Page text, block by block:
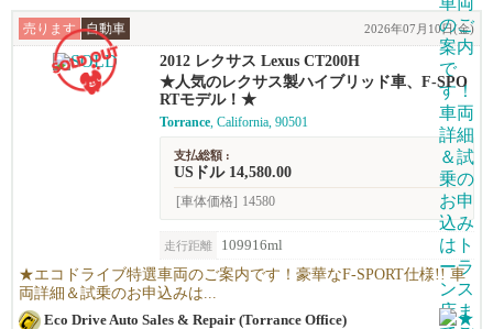
売ります 自動車 2026年07月10日(金)
2012 レクサス Lexus CT200H
★人気のレクサス製ハイブリッド車、F-SPO
RTモデル！★
Torrance, California, 90501
支払総額 :
USドル 14,580.00
[車体価格] 14580
走行距離 109916ml
★エコドライブ特選車両のご案内です！豪華なF-SPORT仕様!! 車
両詳細＆試乗のお申込みは...
Eco Drive Auto Sales & Repair (Torrance Office)